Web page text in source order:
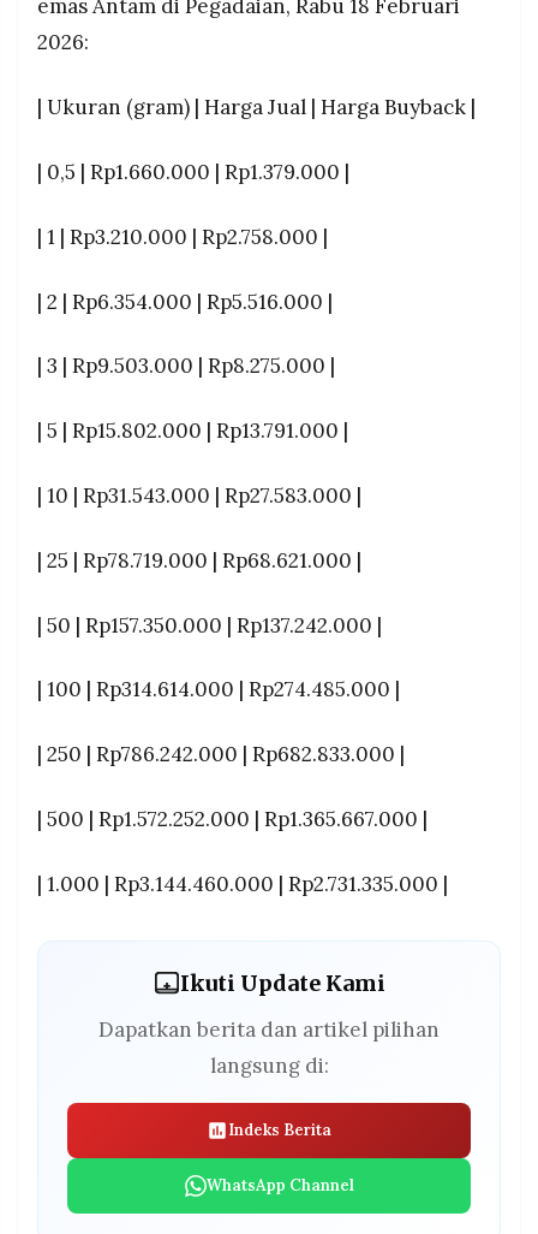
emas Antam di Pegadaian, Rabu 18 Februari
2026:
| Ukuran (gram) | Harga Jual | Harga Buyback |
| 0,5 | Rp1.660.000 | Rp1.379.000 |
| 1 | Rp3.210.000 | Rp2.758.000 |
| 2 | Rp6.354.000 | Rp5.516.000 |
| 3 | Rp9.503.000 | Rp8.275.000 |
| 5 | Rp15.802.000 | Rp13.791.000 |
| 10 | Rp31.543.000 | Rp27.583.000 |
| 25 | Rp78.719.000 | Rp68.621.000 |
| 50 | Rp157.350.000 | Rp137.242.000 |
| 100 | Rp314.614.000 | Rp274.485.000 |
| 250 | Rp786.242.000 | Rp682.833.000 |
| 500 | Rp1.572.252.000 | Rp1.365.667.000 |
| 1.000 | Rp3.144.460.000 | Rp2.731.335.000 |
Ikuti Update Kami
Dapatkan berita dan artikel pilihan
langsung di:
Indeks Berita
WhatsApp Channel